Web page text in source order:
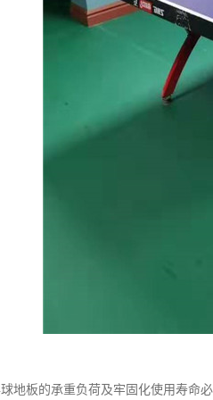
地板的承重负荷及牢固化使用寿命